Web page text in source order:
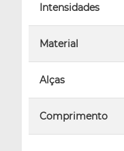
Intensidades
Material
Alças
Comprimento